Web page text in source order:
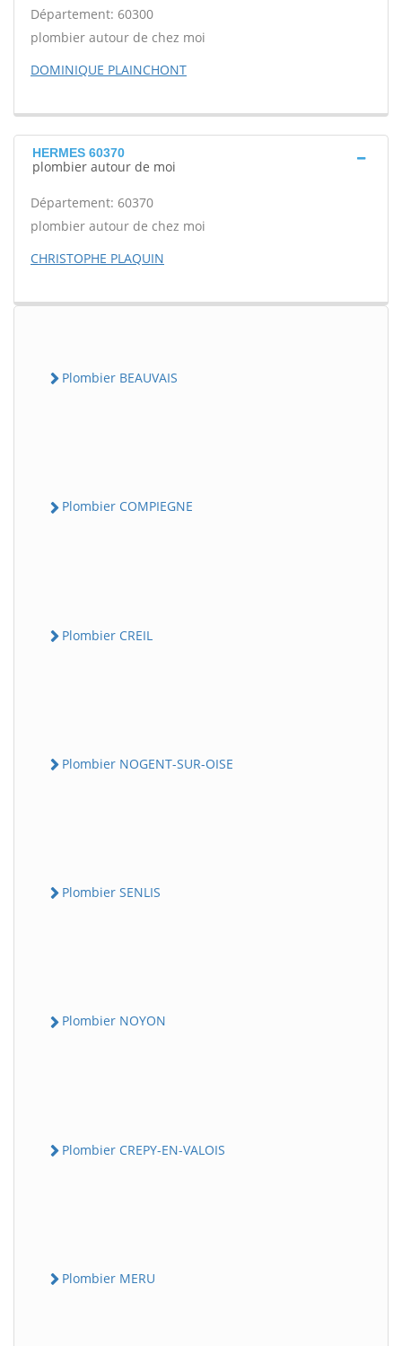
Département: 60300
plombier autour de chez moi
DOMINIQUE PLAINCHONT
HERMES 60370
plombier autour de moi
Département: 60370
plombier autour de chez moi
CHRISTOPHE PLAQUIN
Plombier BEAUVAIS
Plombier COMPIEGNE
Plombier CREIL
Plombier NOGENT-SUR-OISE
Plombier SENLIS
Plombier NOYON
Plombier CREPY-EN-VALOIS
Plombier MERU